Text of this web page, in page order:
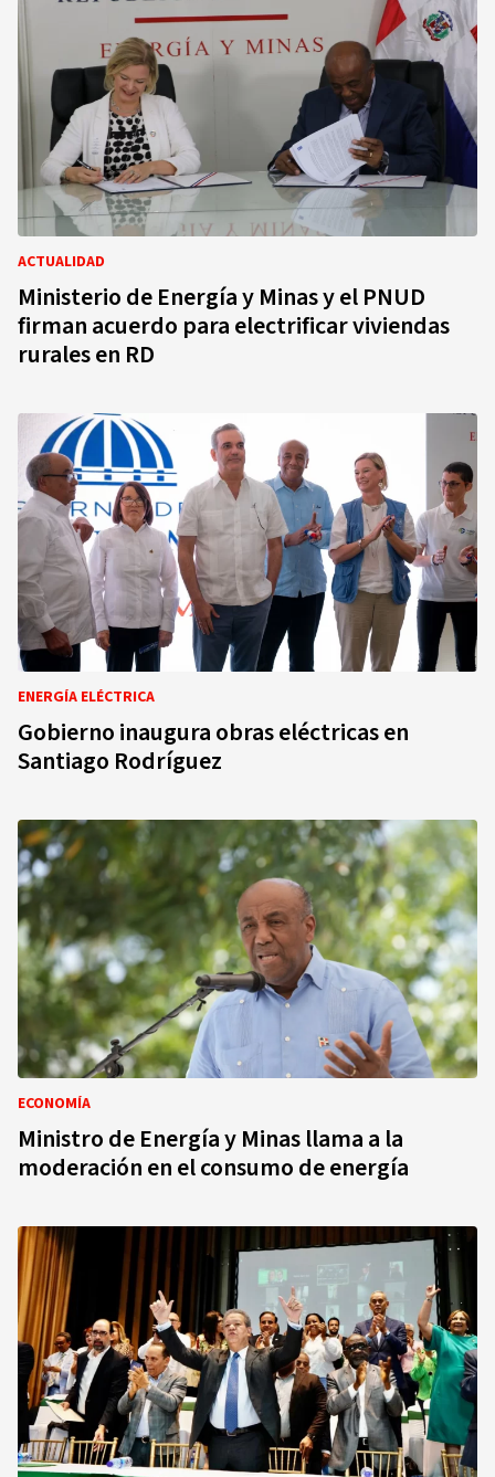
ACTUALIDAD
Ministerio de Energía y Minas y el PNUD
firman acuerdo para electrificar viviendas
rurales en RD
ENERGÍA ELÉCTRICA
Gobierno inaugura obras eléctricas en
Santiago Rodríguez
ECONOMÍA
Ministro de Energía y Minas llama a la
moderación en el consumo de energía